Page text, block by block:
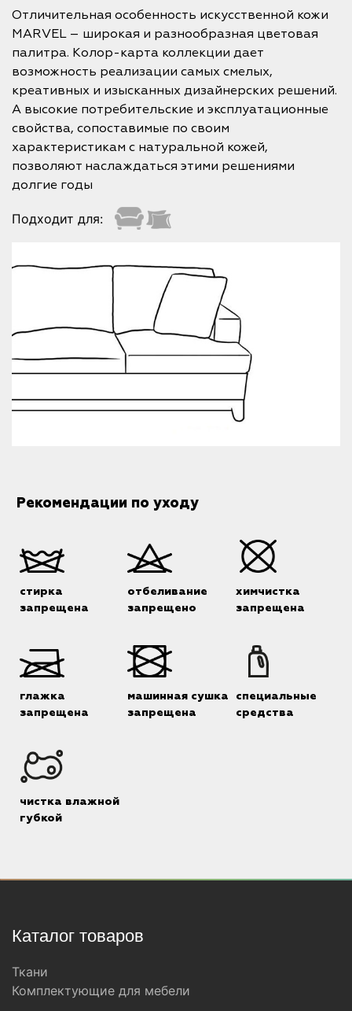
Отличительная особенность искусственной кожи
MARVEL – широкая и разнообразная цветовая
палитра. Колор-карта коллекции дает
возможность реализации самых смелых,
креативных и изысканных дизайнерских решений.
А высокие потребительские и эксплуатационные
свойства, сопоставимые по своим
характеристикам с натуральной кожей,
позволяют наслаждаться этими решениями
долгие годы
Подходит для:
Рекомендации по уходу
стирка
запрещена
отбеливание
запрещено
химчистка
запрещена
глажка
запрещена
машинная сушка
запрещена
специальные
средства
чистка влажной
губкой
Каталог товаров
Ткани
Комплектующие для мебели